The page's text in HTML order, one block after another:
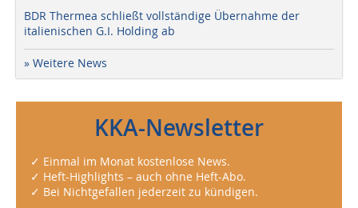
BDR Thermea schließt vollständige Übernahme der
italienischen G.I. Holding ab
» Weitere News
KKA-Newsletter
✓ Einmal im Monat kostenlose News.
✓ Heft-Highlights – auch ohne Heft-Abo.
✓ Bei Nichtgefallen jederzeit zu kündigen.